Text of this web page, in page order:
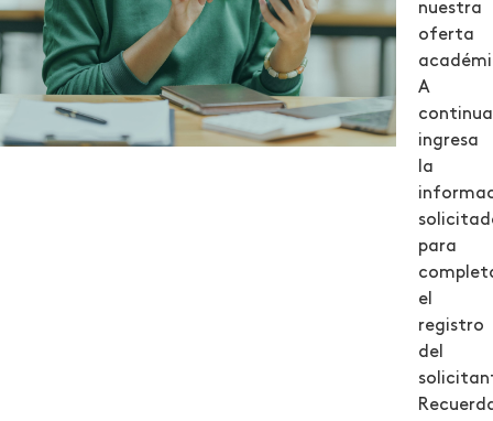
que
nuestra
oferta
A
ingresa
la
para
el
registro
del